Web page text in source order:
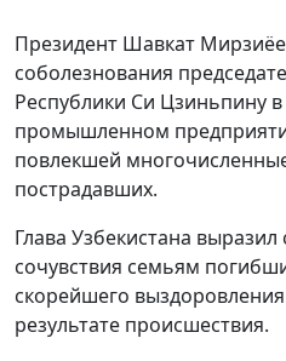
Президент Шавкат
соболезнования
Республики Си Цзиньпину в
промышленном
повлекшей
пострадавших.
Глава Узбекистана
сочувствия семьям
скорейшего
результате происшествия.